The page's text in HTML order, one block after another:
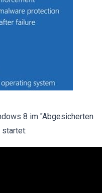
8 im "Abgesicherten